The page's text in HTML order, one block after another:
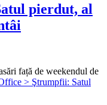
pierdut, al
față de weekendul de
> Ştrumpfii: Satul